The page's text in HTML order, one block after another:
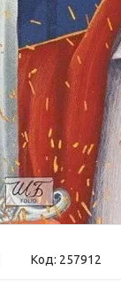
Код: 257912